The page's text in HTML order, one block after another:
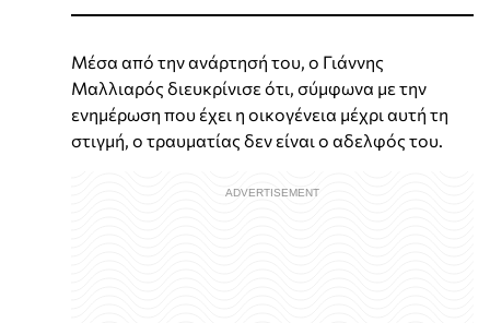
Μέσα από την ανάρτησή του, ο Γιάννης
Μαλλιαρός διευκρίνισε ότι, σύμφωνα με την
ενημέρωση που έχει η οικογένεια μέχρι αυτή τη
στιγμή, ο τραυματίας δεν είναι ο αδελφός του.